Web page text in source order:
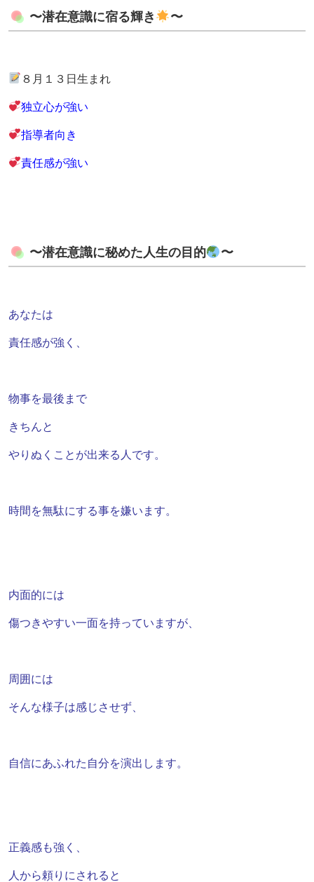
〜潜在意識に宿る輝き 〜
８月１３日生まれ
独立心が強い
指導者向き
責任感が強い
〜潜在意識に秘めた人生の目的 〜
あなたは
責任感が強く、
物事を最後まで
きちんと
やりぬく ことが出来る人です。
時間を無駄にする事を嫌います。
内面的には
傷つきやすい一面を持っていますが、
周囲には
そんな様子は感じさせず、
自信にあふれた自分を演出します。
正義感も強く、
人から頼りにされると